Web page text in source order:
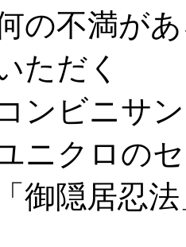
何の不満が
ただく
コンビニサ
ユニクロの
御隠居忍